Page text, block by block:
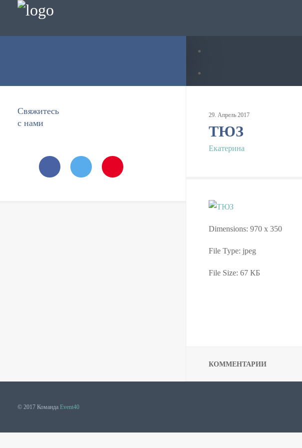
29. Апрель 2017
ТЮЗ
Екатерина
Свяжитесь
с нами
Dimensions: 970 x 350
File Type: jpeg
File Size: 67 КБ
КОММЕНТАРИИ
© 2017 Команда Event40